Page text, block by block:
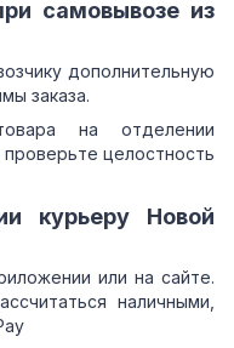
самовывозе из
дополнительную
заказа.
на отделении
целостность
курьеру Новой
или на сайте.
наличными,